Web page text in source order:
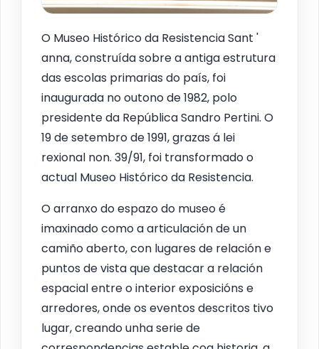
O Museo Histórico da Resistencia Sant '
anna, construída sobre a antiga estrutura
das escolas primarias do país, foi
inaugurada no outono de 1982, polo
presidente da República Sandro Pertini. O
19 de setembro de 1991, grazas á lei
rexional non. 39/91, foi transformado o
actual Museo Histórico da Resistencia.
O arranxo do espazo do museo é
imaxinado como a articulación de un
camiño aberto, con lugares de relación e
puntos de vista que destacar a relación
espacial entre o interior exposicións e
arredores, onde os eventos descritos tivo
lugar, creando unha serie de